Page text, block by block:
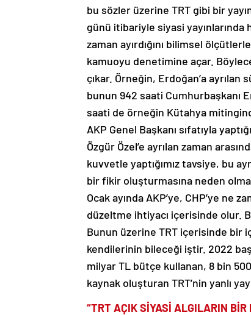
bu sözler üzerine TRT gibi bir
günü itibariyle siyasi
zaman ayırdığını bilimsel
kamuoyu denetimine açar.
çıkar. Örneğin, Erdoğan’a
bunun 942 saati Cumhurbaşkanı
saati de örneğin Kütahya
AKP Genel Başkanı sıfatıyla
Özgür Özel’e ayrılan zaman
kuvvetle yaptığımız tavsiye, bu
bir fikir oluşturmasına neden
Ocak ayında AKP’ye, CHP’ye ne
düzeltme ihtiyacı içerisinde olur.
Bunun üzerine TRT içerisinde bir
kendilerinin bileceği iştir. 2022
milyar TL bütçe kullanan, 8 bin
kaynak oluşturan TRT’nin yanlı
“TRT AÇIK SİYASİ ALGILARIN